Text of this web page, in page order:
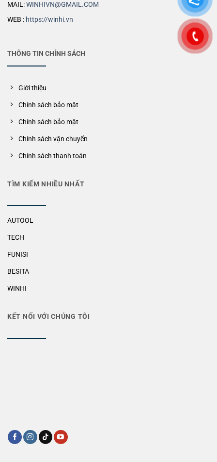
MAIL:WINHIVN@GMAIL.COM
WEB : https://winhi.vn
THÔNG TIN CHÍNH SÁCH
Giới thiệu
Chính sách bảo mật
Chính sách bảo mật
Chính sách vận chuyển
Chính sách thanh toán
TÌM KIẾM NHIỀU NHẤT
AUTOOL
TECH
FUNISI
BESITA
WINHI
KẾT NỐI VỚI CHÚNG TÔI